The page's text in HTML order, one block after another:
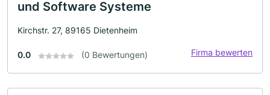
und Software Systeme
Kirchstr. 27, 89165 Dietenheim
0.0 (0 Bewertungen) Firma bewerten